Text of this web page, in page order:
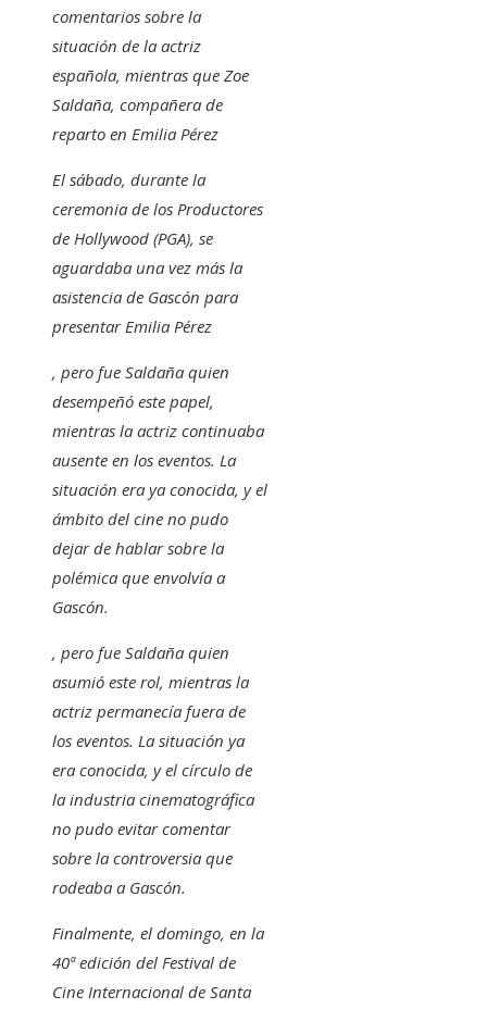
comentarios sobre la
situación de la actriz
española, mientras que Zoe
Saldaña, compañera de
reparto en Emilia Pérez
El sábado, durante la
ceremonia de los Productores
de Hollywood (PGA), se
aguardaba una vez más la
asistencia de Gascón para
presentarEmilia Pérez
, pero fue Saldaña quien
desempeñó este papel,
mientras la actriz continuaba
ausente en los eventos. La
situación era ya conocida, y el
ámbito del cine no pudo
dejar de hablar sobre la
polémica que envolvía a
Gascón.
, pero fue Saldaña quien
asumió este rol, mientras la
actriz permanecía fuera de
los eventos. La situación ya
era conocida, y el círculo de
la industria cinematográfica
no pudo evitar comentar
sobre la controversia que
rodeaba a Gascón.
Finalmente, el domingo, en la
40ª edición del Festival de
Cine Internacional de Santa